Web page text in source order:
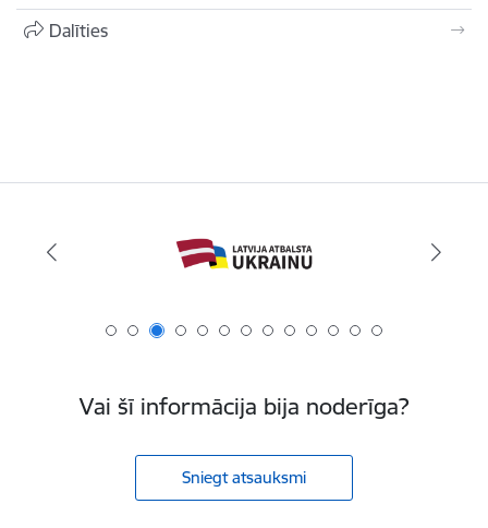
Dalīties
Vai šī informācija bija noderīga?
Sniegt atsauksmi